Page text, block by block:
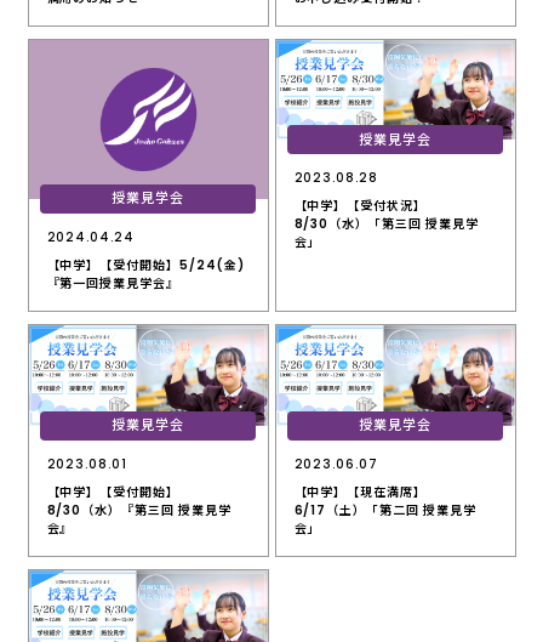
2024.04.24
授業見学会
【中学】【受付開始】5/24(金)
『第一回授業見学会』
2023.08.28
授業見学会
【中学】【受付状況】
8/30（水）「第三回 授業見学
会」
2023.08.01
授業見学会
【中学】【受付開始】
8/30（水）『第三回 授業見学
会』
2023.06.07
授業見学会
【中学】【現在満席】
6/17（土）「第二回 授業見学
会」